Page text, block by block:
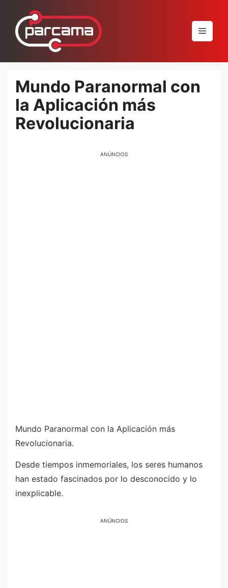
conteúdo
Menu
Mundo Paranormal con
la Aplicación más
Revolucionaria
ANÚNCIOS
Mundo Paranormal con la Aplicación más
Revolucionaria.
Desde tiempos inmemoriales, los seres humanos
han estado fascinados por lo desconocido y lo
inexplicable.
ANÚNCIOS